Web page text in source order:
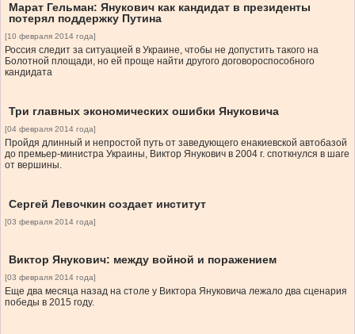
Марат Гельман: Янукович как кандидат в президенты
потерял поддержку Путина
[10 февраля 2014 года]
Россия следит за ситуацией в Украине, чтобы не допустить такого на
Болотной площади, но ей проще найти другого договороспособного
кандидата
Три главных экономических ошибки Януковича
[04 февраля 2014 года]
Пройдя длинный и непростой путь от заведующего енакиевской автобазой
до премьер-министра Украины, Виктор Янукович в 2004 г. споткнулся в шаге
от вершины.
Сергей Левочкин создает институт
[03 февраля 2014 года]
Виктор Янукович: между войной и поражением
[03 февраля 2014 года]
Еще два месяца назад на столе у Виктора Януковича лежало два сценария
победы в 2015 году.